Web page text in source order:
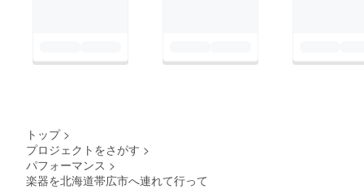
トップ >
プロジェクトをさがす >
パフォーマンス >
楽器を北海道帯広市へ連れて行って